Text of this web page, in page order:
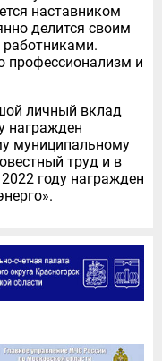
наставником
делится своим
профессионализм и
личный вклад
награжден
муниципальному
труд и в
году награжден